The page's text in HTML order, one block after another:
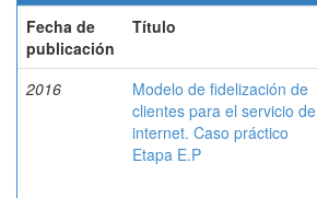
Fecha de
publicación
Título
2016
Modelo de fidelización de
clientes para el servicio de
internet. Caso práctico
Etapa E.P